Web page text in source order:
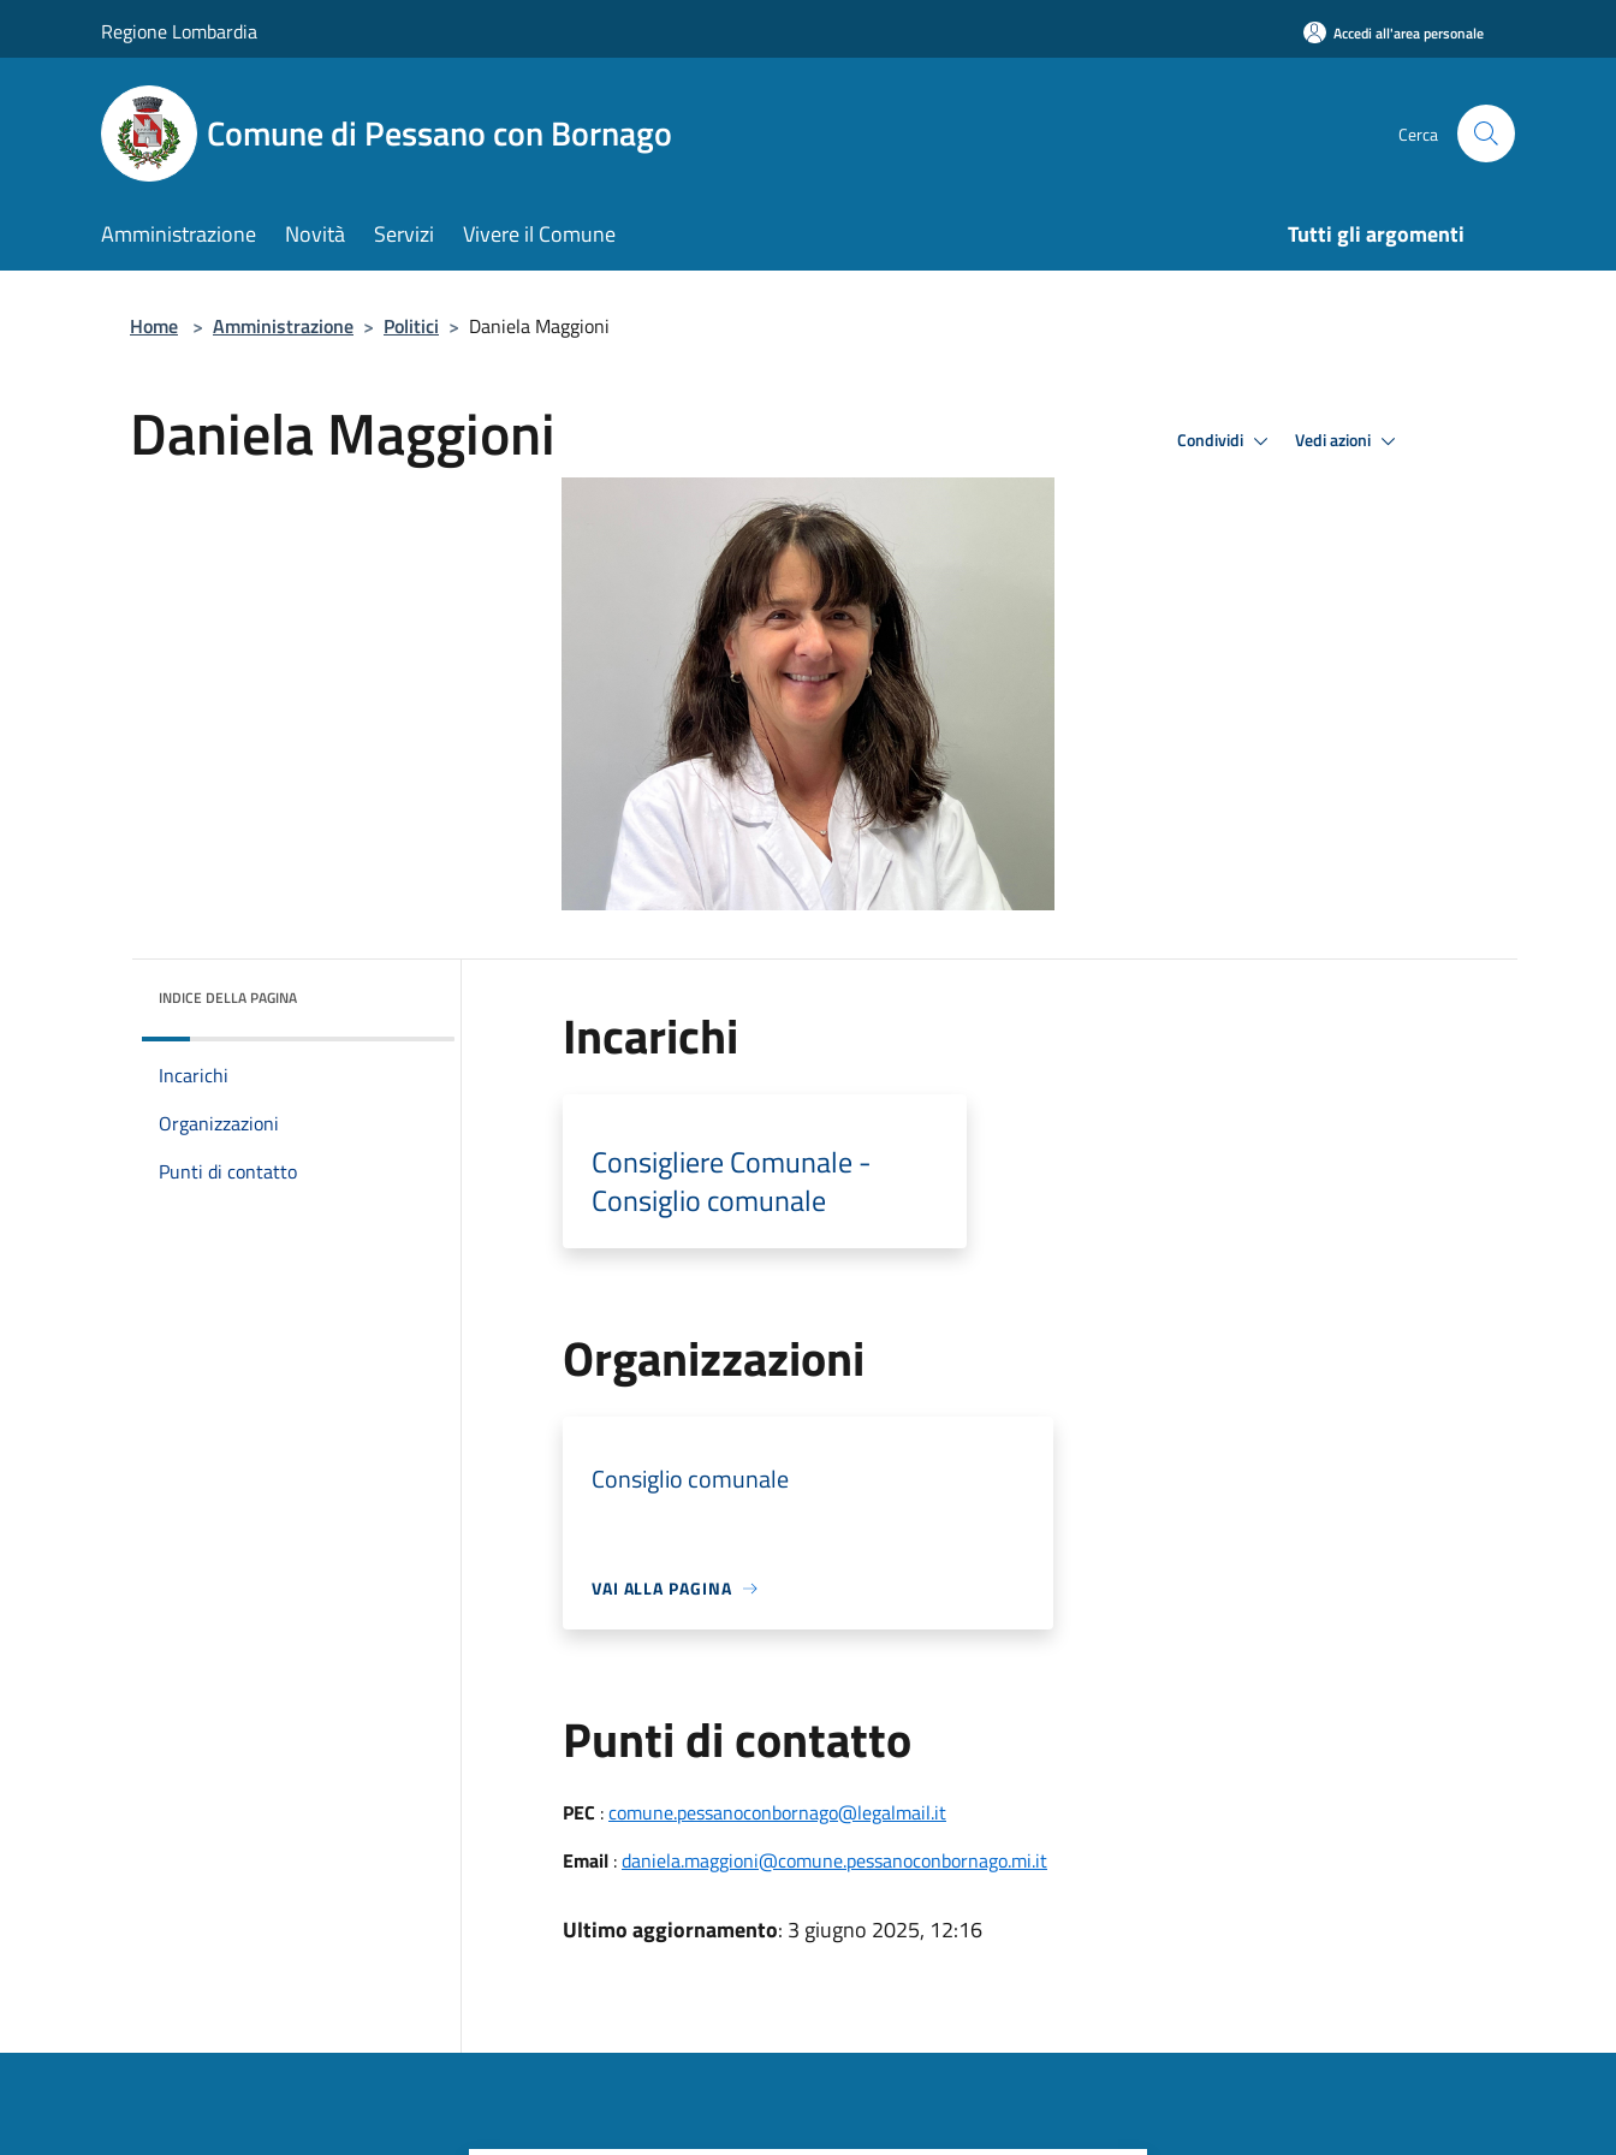
Regione Lombardia Accedi all'area personale
Comune di Pessano con Bornago Cerca
Amministrazione Novità Servizi Vivere il Comune Tutti gli argomenti
Home > Amministrazione > Politici > Daniela Maggioni
Daniela Maggioni Condividi Vedi azioni
INDICE DELLA PAGINA
Incarichi
Organizzazioni
Punti di contatto
Incarichi
Consigliere Comunale -
Consiglio comunale
Organizzazioni
Consiglio comunale
VAI ALLA PAGINA
Punti di contatto
PEC :comune.pessanoconbornago@legalmail.it
Email:daniela.maggioni@comune.pessanoconbornago.mi.it
Ultimo aggiornamento: 3 giugno 2025, 12:16